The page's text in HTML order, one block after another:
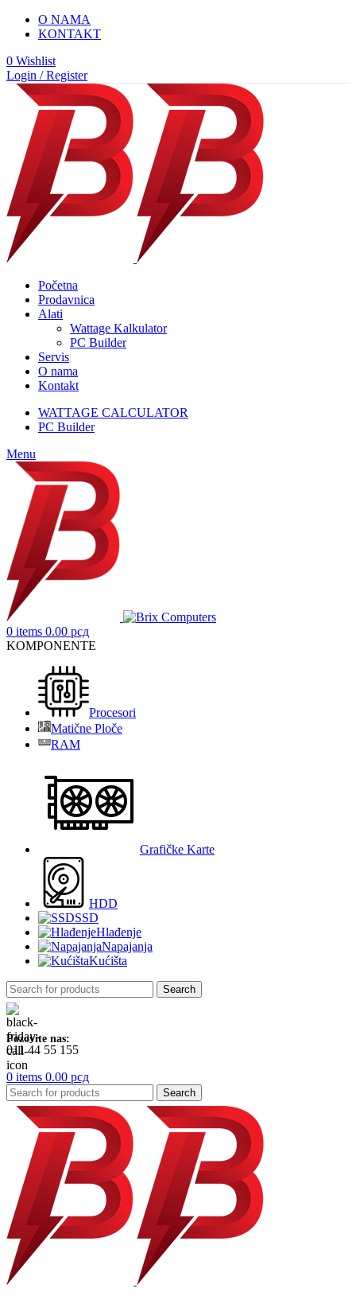
O NAMA
KONTAKT
0 Wishlist
Login / Register
Početna
Prodavnica
Alati
Wattage Kalkulator
PC Builder
Servis
O nama
Kontakt
WATTAGE CALCULATOR
PC Builder
Menu
0 items 0.00 рсд
KOMPONENTE
Procesori
Matične Ploče
RAM
Grafičke Karte
HDD
SSD
Hlađenje
Napajanja
Kućišta
Search
Pozovite nas:
011 44 55 155
0 items 0.00 рсд
Search